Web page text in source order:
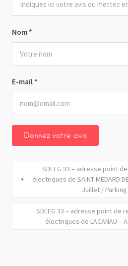
Nom *
E-mail *
SDEEG 33 – adresse point
électriques de SAINT MEDARD
Juillet /
SDEEG 33 – adresse point de
électriques de LACANAU –